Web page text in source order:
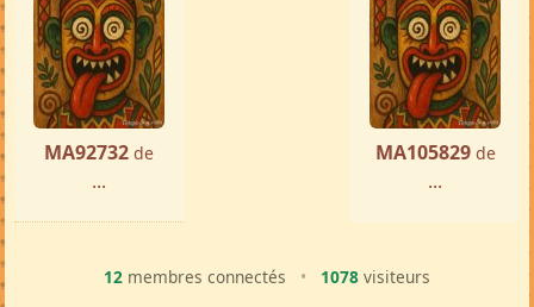
MA92732 de
...
MA105829 de
...
12 membres connectés • 1078 visiteurs